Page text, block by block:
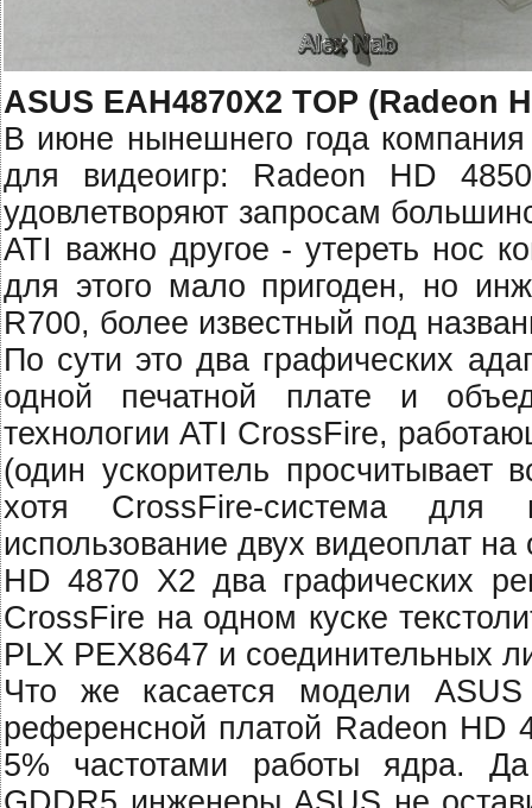
ASUS EAH4870X2 TOP (Radeon
В июне нынешнего года
для видеоигр: Radeon HD
удовлетворяют запросам
ATI важно другое - утереть нос
для этого мало пригоден, но
R700, более известный под
По сути это два графических
одной печатной плате и
технологии ATI CrossFire,
(один ускоритель
хотя CrossFire-система для
использование двух видеоплат
HD 4870 X2 два графических
CrossFire на одном куске
PLX PEX8647 и соединительных
Что же касается модели
референсной платой Radeon HD
5% частотами работы ядра.